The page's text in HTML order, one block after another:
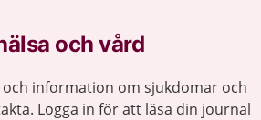
och vård
och information om sjukdomar och
Logga in för att läsa din journal